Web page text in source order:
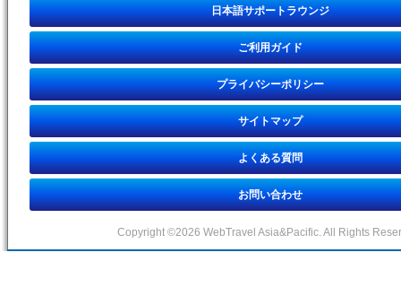
日本語サポートラウンジ
ご利用ガイド
プライバシーポリシー
サイトマップ
よくある質問
お問い合わせ
Copyright ©2026 WebTravel Asia&Pacific. All Rights